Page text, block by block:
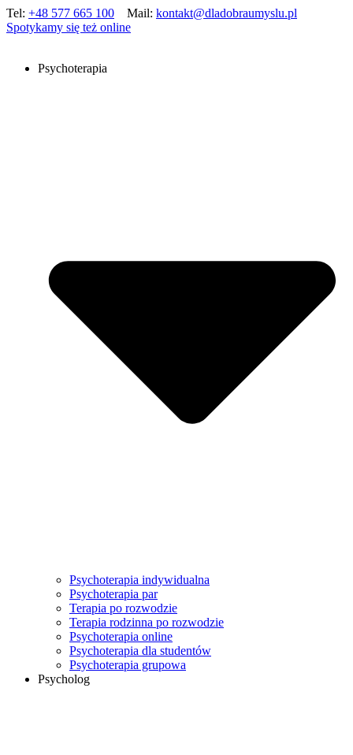
Tel: +48 577 665 100 Mail: kontakt@dladobraumyslu.pl
Spotykamy się też online
Psychoterapia
Psychoterapia indywidualna
Psychoterapia par
Terapia po rozwodzie
Terapia rodzinna po rozwodzie
Psychoterapia online
Psychoterapia dla studentów
Psychoterapia grupowa
Psycholog